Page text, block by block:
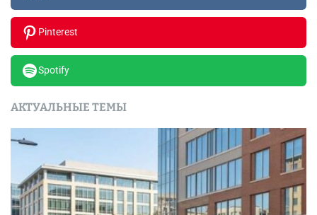
Pinterest
Spotify
АКТУАЛЬНЫЕ ТЕМЫ